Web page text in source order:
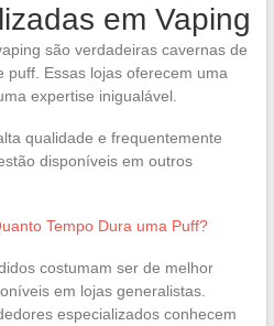
em Vaping
são verdadeiras cavernas de
puff. Essas lojas oferecem uma
expertise inigualável.
qualidade e frequentemente
disponíveis em outros
Tempo Dura uma Puff?
costumam ser de melhor
em lojas generalistas.
especializados conhecem